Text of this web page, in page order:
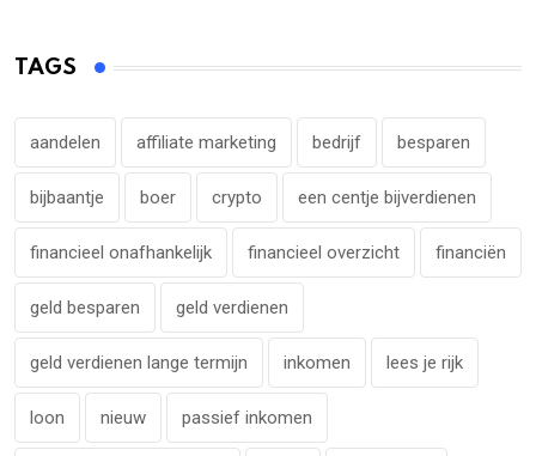
TAGS
aandelen affiliate marketing bedrijf besparen
bijbaantje boer crypto een centje bijverdienen
financieel onafhankelijk financieel overzicht financiën
geld besparen geld verdienen
geld verdienen lange termijn inkomen lees je rijk
loon nieuw passief inkomen